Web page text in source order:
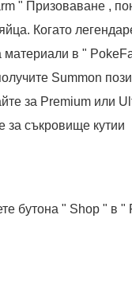
" Призоваване ,
Когато
материали в "
Summon
за Premium или
за съкровище кутии
бутона " Shop " в